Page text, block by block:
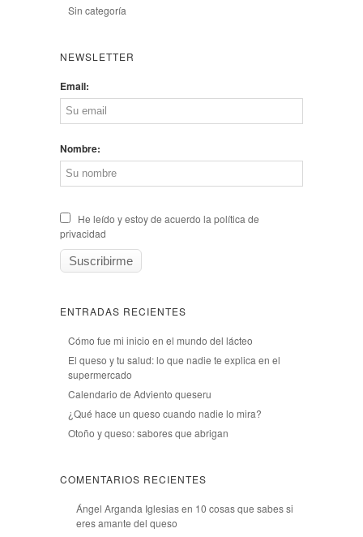
Sin categoría
NEWSLETTER
Email:
Nombre:
He leído y estoy de acuerdo la política de
privacidad
ENTRADAS RECIENTES
Cómo fue mi inicio en el mundo del lácteo
El queso y tu salud: lo que nadie te explica en el
supermercado
Calendario de Adviento queseru
¿Qué hace un queso cuando nadie lo mira?
Otoño y queso: sabores que abrigan
COMENTARIOS RECIENTES
Ángel Arganda Iglesiasen 10 cosas que sabes si
eres amante del queso